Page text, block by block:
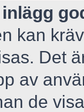
kan
Det
av
de